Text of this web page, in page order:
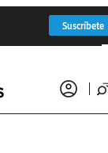
Suscríbete